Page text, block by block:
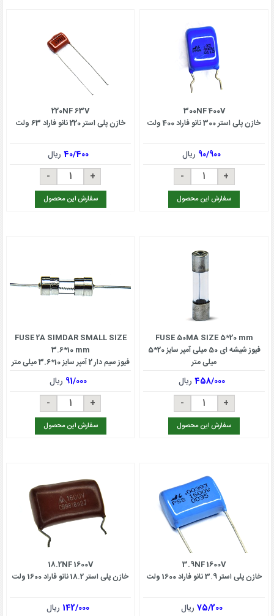
300NF 400V
خازن پلی استر 300 نانو فاراد 400 ولت
90/900 ریال
سفارش این محصول
220NF 63V
خازن پلی استر 220 نانو فاراد 63 ولت
40/400 ریال
سفارش این محصول
FUSE 50MA SIZE 5*20 mm
فیوز شیشه ای 50 میلی آمپر سایز 20*5
میلی متر
458/000 ریال
سفارش این محصول
FUSE 2A SIMDAR SMALL SIZE
3.6*10 mm
فیوز سیم دار 2 آمپر سایز 10*3.6 میلی متر
91/000 ریال
سفارش این محصول
3.9NF 1600V
خازن پلی استر 3.9 نانو فاراد 1600 ولت
75/200 ریال
18.2NF 1600V
خازن پلی استر 18.2 نانو فاراد 1600 ولت
142/000 ریال